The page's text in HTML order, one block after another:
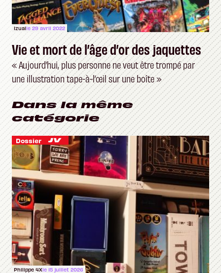
Izualle 29 avril 2022
Vie et mort de l’âge d’or des jaquettes
« Aujourd’hui, plus personne ne veut être trompé par
une illustration tape-à-l’œil sur une boîte »
Dans la même
catégorie
Dossier
Philippe 4Xle 15 juillet 2026